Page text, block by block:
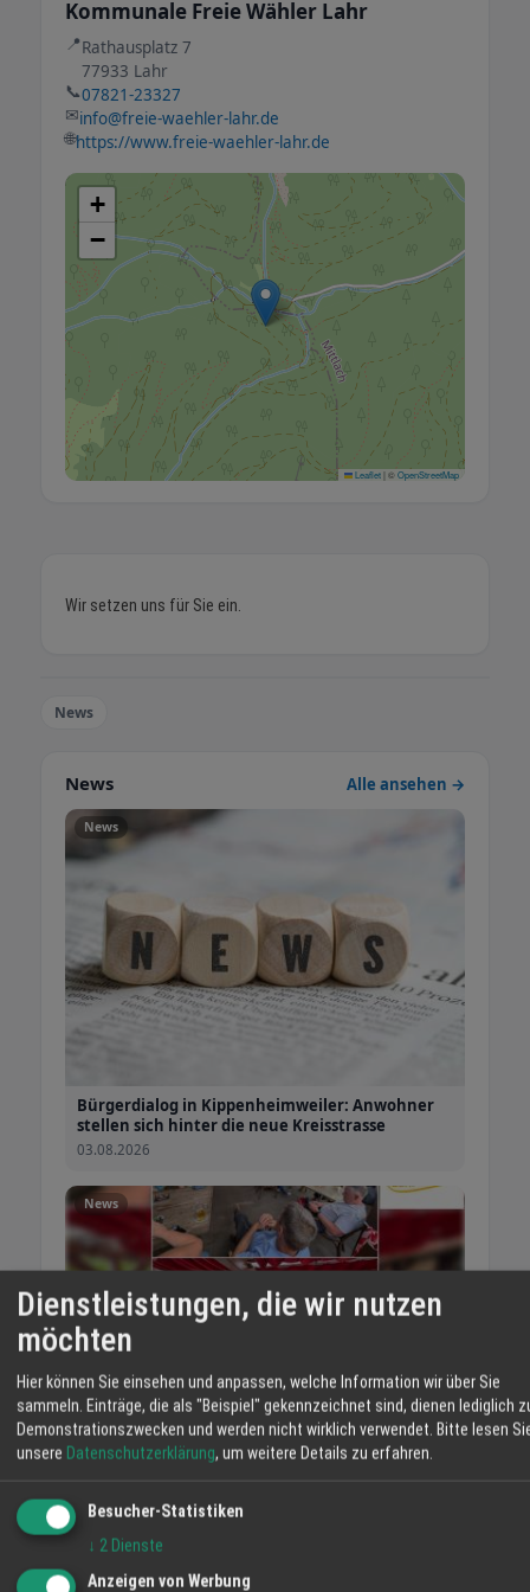
Wir setzen uns für Sie ein.
News
News Alle ansehen →
News
Bürgerdialog in Kippenheimweiler: Anwohner
stellen sich hinter die neue Kreisstrasse
03.08.2026
News
03.08.2026
Kommunale Freie Wähler Lahr
📍Rathausplatz 7
77933 Lahr
📞07821-23327
✉info@freie-waehler-lahr.de
🌐https://www.freie-waehler-lahr.de
+
−
Leaflet| ©OpenStreetMap
Dienstleistungen, die wir nutzen
möchten
Hier können Sie einsehen und anpassen, welche Information wir über Sie
sammeln. Einträge, die als "Beispiel" gekennzeichnet sind, dienen lediglich
Demonstrationszwecken und werden nicht wirklich verwendet. Bitte lesen
unsere Datenschutzerklärung, um weitere Details zu erfahren.
Besucher-Statistiken
↓ 2 Dienste
Anzeigen von Werbung